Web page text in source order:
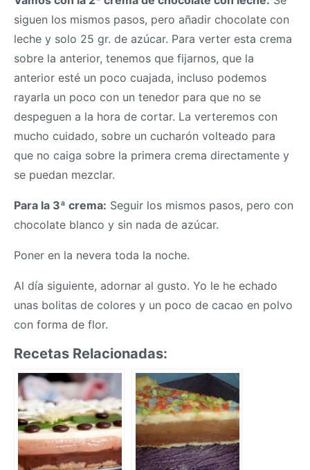
siguen los mismos pasos, pero añadir chocolate con
leche y solo 25 gr. de azúcar. Para verter esta crema
sobre la anterior, tenemos que fijarnos, que la
anterior esté un poco cuajada, incluso podemos
rayarla un poco con un tenedor para que no se
despeguen a la hora de cortar. La verteremos con
mucho cuidado, sobre un cucharón volteado para
que no caiga sobre la primera crema directamente y
se puedan mezclar.
Para la 3ª crema: Seguir los mismos pasos, pero con
chocolate blanco y sin nada de azúcar.
Poner en la nevera toda la noche.
Al día siguiente, adornar al gusto. Yo le he echado
unas bolitas de colores y un poco de cacao en polvo
con forma de flor.
Recetas Relacionadas: